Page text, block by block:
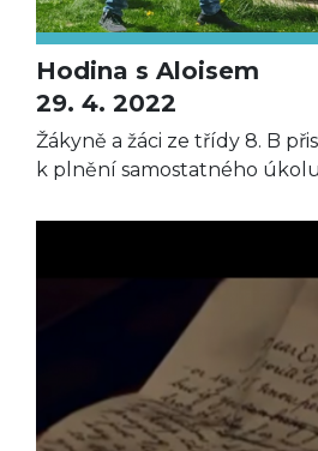
Hodina s Aloisem
29. 4. 2022
Žákyně a žáci ze třídy 8. B
k plnění samostatného